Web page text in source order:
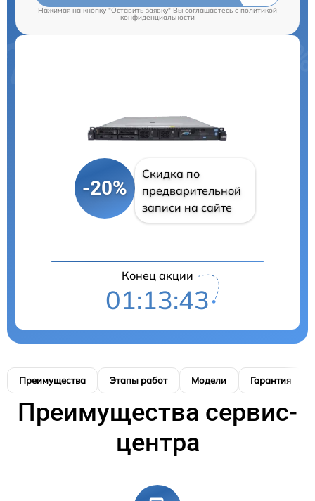
Нажимая на кнопку "Оставить заявку" Вы соглашаетесь c политикой
конфиденциальности
-20%
Скидка по
предварительной
записи на сайте
Конец акции
01:13:42
Преимущества Этапы работ Модели Гарантия
Преимущества сервис-
центра